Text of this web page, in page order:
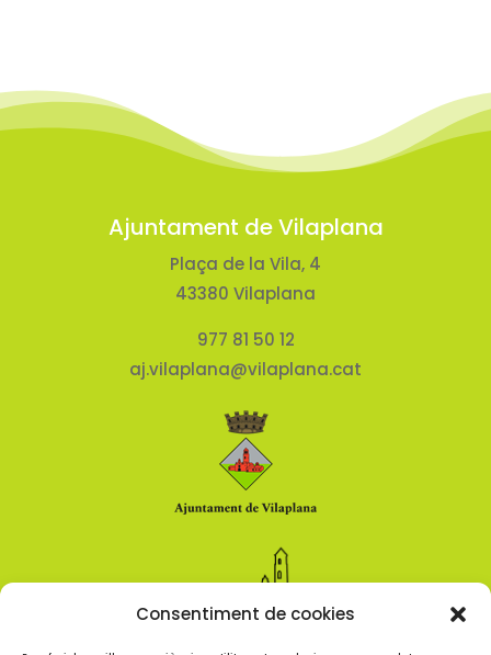
Consentiment de cookies
Ajuntament de Vilaplana
Plaça de la Vila, 4
43380 Vilaplana
977 81 50 12
aj.vilaplana@vilaplana.cat